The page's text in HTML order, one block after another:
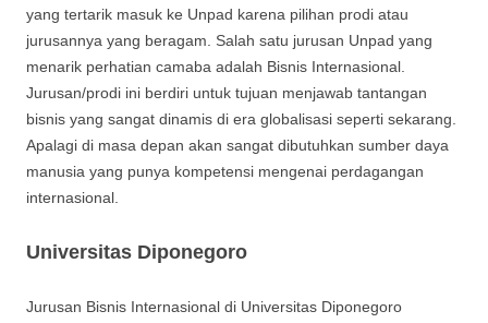
yang tertarik masuk ke Unpad karena pilihan prodi atau
jurusannya yang beragam. Salah satu jurusan Unpad yang
menarik perhatian camaba adalah Bisnis Internasional.
Jurusan/prodi ini berdiri untuk tujuan menjawab tantangan
bisnis yang sangat dinamis di era globalisasi seperti sekarang.
Apalagi di masa depan akan sangat dibutuhkan sumber daya
manusia yang punya kompetensi mengenai perdagangan
internasional.
Universitas Diponegoro
Jurusan Bisnis Internasional di Universitas Diponegoro